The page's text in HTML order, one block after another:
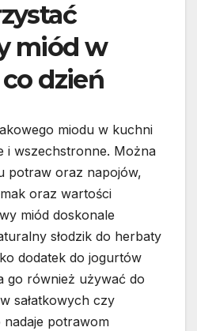
miód w
dzień
miodu w kuchni
i wszechstronne. Można
potraw oraz napojów,
oraz wartości
miód doskonale
słodzik do herbaty
dodatek do jogurtów
go również używać do
sałatkowych czy
nadaje potrawom